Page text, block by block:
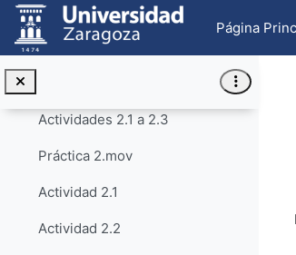
Salta al contenido principal
Página
Actividades 1.1 a 1.2
Actividad 1.3
Colapsar
Actividades 2.1 a 2.3
Práctica 2.mov
Actividad 2.1
Actividad 2.2